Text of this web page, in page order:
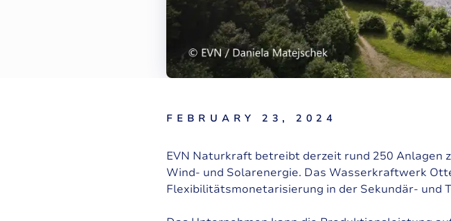
FEBRUARY 23, 2024
EVN Naturkraft betreibt derzeit rund 250 Anlagen
Wind- und Solarenergie. Das Wasserkraftwerk
Flexibilitätsmonetarisierung in der Sekundär- und